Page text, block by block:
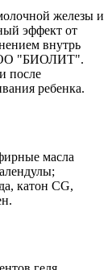
железы и
эффект от
внутрь
ООО "БИОЛИТ".
после
ребенка.
масла
катон СG,